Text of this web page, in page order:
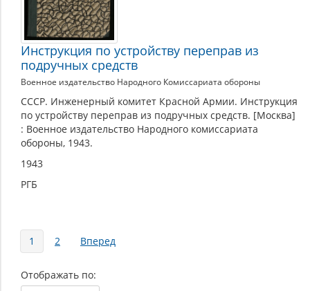
Инструкция по устройству переправ из
подручных средств
Военное издательство Народного Комиссариата обороны
СССР. Инженерный комитет Красной Армии. Инструкция
по устройству переправ из подручных средств. [Москва]
: Военное издательство Народного комиссариата
обороны, 1943.
1943
РГБ
Страницы
1 2 Вперед
Отображать по